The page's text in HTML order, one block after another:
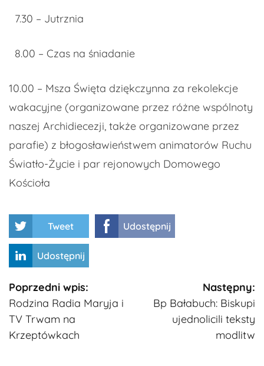
7.30 – Jutrznia
8.00 – Czas na śniadanie
10.00 – Msza Święta dziękczynna za rekolekcje
wakacyjne (organizowane przez różne wspólnoty
naszej Archidiecezji, także organizowane przez
parafie) z błogosławieństwem animatorów Ruchu
Światło-Życie i par rejonowych Domowego
Kościoła
Tweet Udostępnij
Udostępnij
Kontynuuj
czytanie
Poprzedni wpis:
Rodzina Radia Maryja i
TV Trwam na
Krzeptówkach
Następny:
Bp Bałabuch: Biskupi
ujednolicili teksty
modlitw